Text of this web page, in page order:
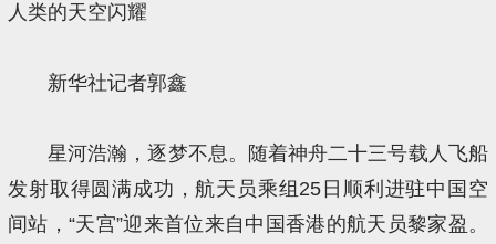
人类的天空闪耀
新华社记者郭鑫
星河浩瀚，逐梦不息。随着神舟二十三号载人飞船
发射取得圆满成功，航天员乘组25日顺利进驻中国空
间站，“天宫”迎来首位来自中国香港的航天员黎家盈。